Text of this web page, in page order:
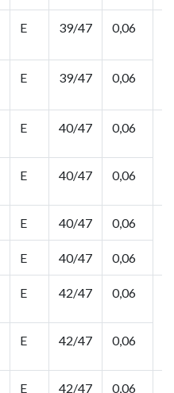
E 39/47 0,06
E 39/47 0,06
E 40/47 0,06
E 40/47 0,06
E 40/47 0,06
E 40/47 0,06
E 42/47 0,06
E 42/47 0,06
E 42/47 0,06